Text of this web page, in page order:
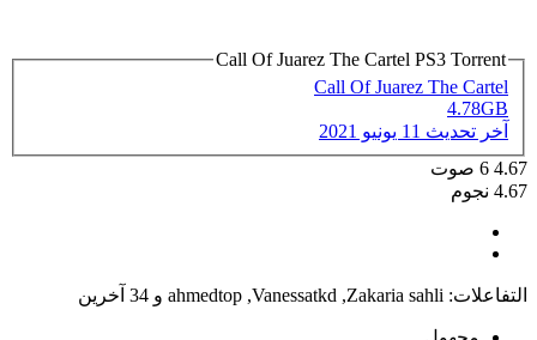
Call Of Juarez The Cartel PS3 Torrent
Call Of Juarez The Cartel
4.78GB
آخر تحديث 11 يونيو 2021
4.67
6 صوت
4.67 نجوم
التفاعلات: Zakaria sahli
,
Vanessatkd
,
ahmedtop و 34 آخرين